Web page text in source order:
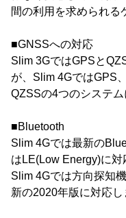
間の利用を求められる
■GNSSへの対応
Slim 3GではGPSと
が、Slim 4GではGPS
QZSSの4つのシステム
■Bluetooth
Slim 4Gでは最新の
はLE(Low Energy)に対
Slim 4Gでは方向探知
新の2020年版に対応し